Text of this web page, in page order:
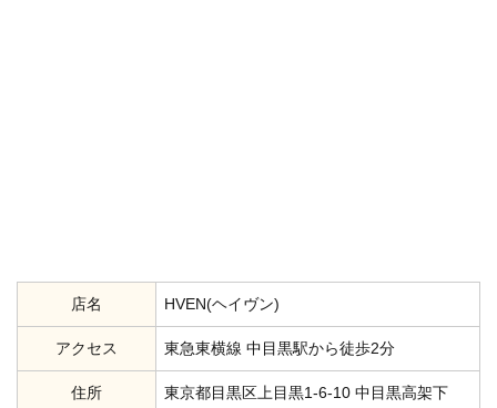
店名 HVEN(ヘイヴン)
アクセス 東急東横線 中目黒駅から徒歩2分
住所 東京都目黒区上目黒1-6-10 中目黒高架下